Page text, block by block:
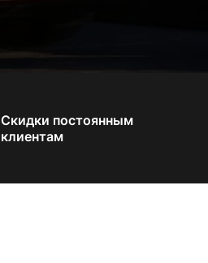
Скидки постоянным
клиентам